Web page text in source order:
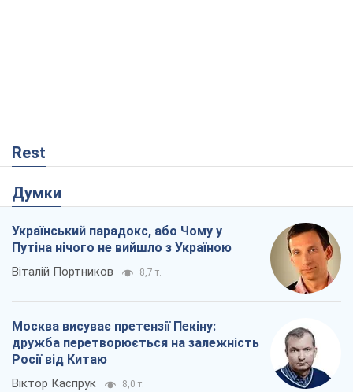
Rest
Думки
Український парадокс, або Чому у
Путіна нічого не вийшло з Україною
Віталій Портников 8,7 т.
Москва висуває претензії Пекіну:
дружба перетворюється на залежність
Росії від Китаю
Віктор Каспрук 8,0 т.